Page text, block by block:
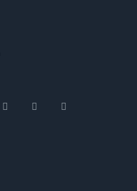
Amazon Pinterest